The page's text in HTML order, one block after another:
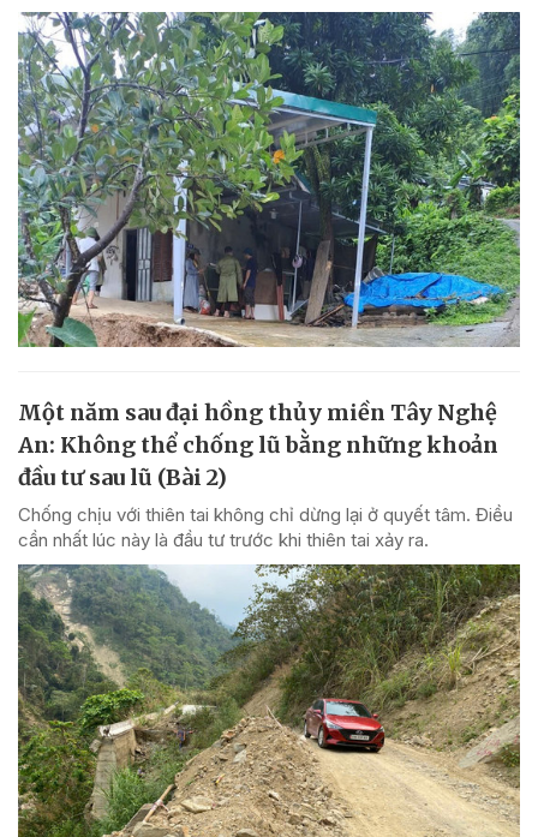
Một năm sau đại hồng thủy miền Tây Nghệ
An: Không thể chống lũ bằng những khoản
đầu tư sau lũ (Bài 2)
Chống chịu với thiên tai không chỉ dừng lại ở quyết tâm. Điều
cần nhất lúc này là đầu tư trước khi thiên tai xảy ra.